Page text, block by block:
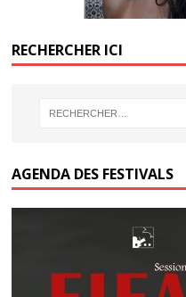
RECHERCHER ICI
AGENDA DES FESTIVALS